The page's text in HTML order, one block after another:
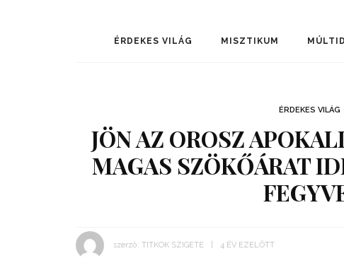
ÉRDEKES VILÁG MISZTIKUM
ÉRDEKES VILÁG
JÖN AZ OROSZ
MAGAS SZÖKŐÁRAT
szerző: TITKOK SZIGETE 4 ÉV EZELŐTT